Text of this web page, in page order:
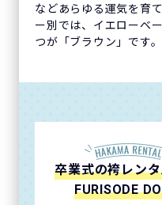
などあらゆる運気を育
ー別では、イエローベ
つが「ブラウン」です。
卒業式の袴レン
FURISODE